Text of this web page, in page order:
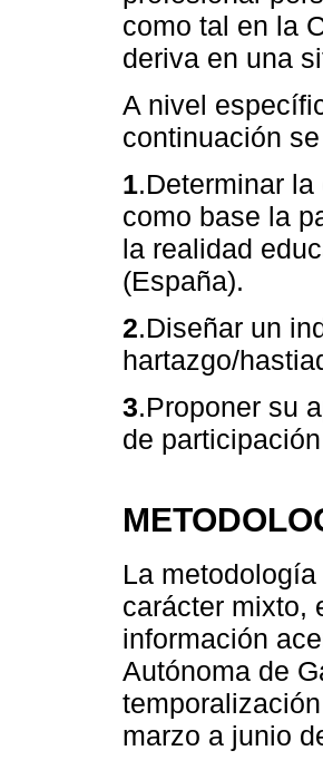
como tal en la
deriva en una
A nivel
continuación
1.Determinar
como base la
la realidad
(España).
2.Diseñar un
hartazgo/
3.Proponer su
de
La
carácter mixto,
información
Autónoma de
marzo a junio